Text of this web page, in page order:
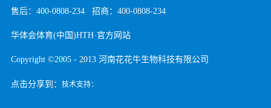
售后：400-0808-234 招商： 400-0808-234
华体会体育(中国)HTH·官方网站
Copyright ©2005 - 2013 河南花花牛生物科技有限公司
点击分享到： 技术支持：